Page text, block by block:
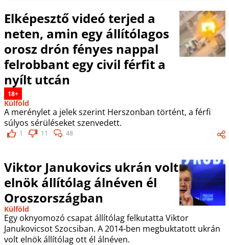
Elképesztő videó terjed a
neten, amin egy állítólagos
orosz drón fényes nappal
felrobbant egy civil férfit a
nyílt utcán
18+
Külföld
A merénylet a jelek szerint Herszonban történt, a férfi
súlyos sérüléseket szenvedett.
1 11 48
Viktor Janukovics ukrán volt
elnök állítólag álnéven él
Oroszországban
Külföld
Egy oknyomozó csapat állítólag felkutatta Viktor
Janukovicsot Szocsiban. A 2014-ben megbuktatott ukrán
volt elnök állítólag ott él álnéven.